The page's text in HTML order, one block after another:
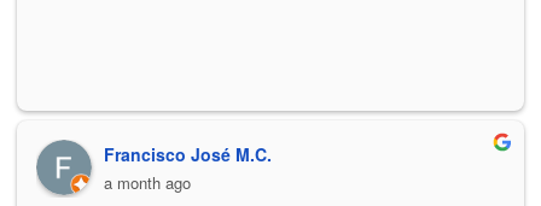
Francisco José M.C.
a month ago